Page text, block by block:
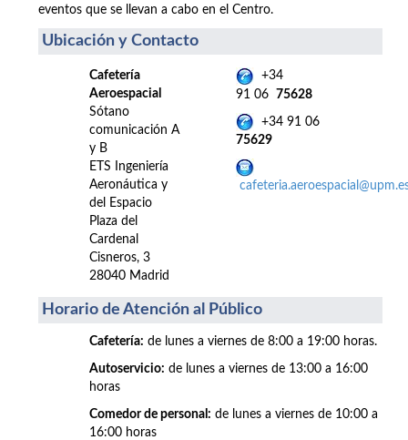
eventos que se llevan a cabo en el Centro.
Ubicación y Contacto
Cafetería
Aeroespacial
Sótano
comunicación A
y B
ETS Ingeniería
Aeronáutica y
del Espacio
Plaza del
Cardenal
Cisneros, 3
28040 Madrid
+34
91 06 75628
+34 91 06
75629
Horario de Atención al Público
Cafetería: de lunes a viernes de 8:00 a 19:00 horas.
Autoservicio: de lunes a viernes de 13:00 a 16:00
horas
Comedor de personal: de lunes a viernes de 10:00 a
16:00 horas